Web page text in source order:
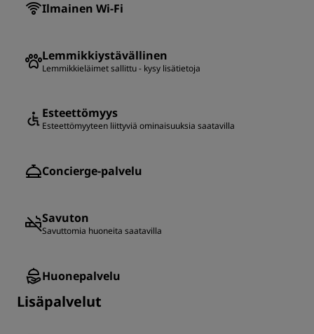
Ilmainen Wi-Fi
Lemmikkiystävällinen
Lemmikkieläimet sallittu - kysy lisätietoja
Esteettömyys
Esteettömyyteen liittyviä ominaisuuksia saatavilla
Concierge-palvelu
Savuton
Savuttomia huoneita saatavilla
Huonepalvelu
Lisäpalvelut